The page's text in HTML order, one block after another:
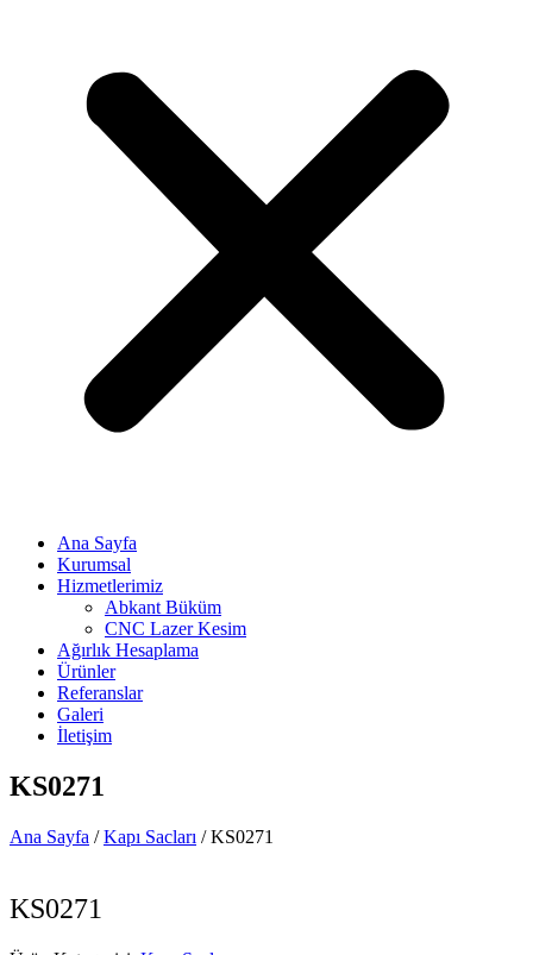
Ana Sayfa
Kurumsal
Hizmetlerimiz
Abkant Büküm
CNC Lazer Kesim
Ağırlık Hesaplama
Ürünler
Referanslar
Galeri
İletişim
KS0271
Ana Sayfa /Kapı Sacları / KS0271
KS0271